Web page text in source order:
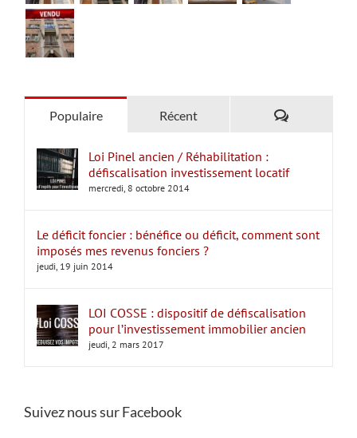
Populaire Récent
Loi Pinel ancien / Réhabilitation :
défiscalisation investissement locatif
mercredi, 8 octobre 2014
Le déficit foncier : bénéfice ou déficit, comment sont
imposés mes revenus fonciers ?
jeudi, 19 juin 2014
LOI COSSE : dispositif de défiscalisation
pour l’investissement immobilier ancien
jeudi, 2 mars 2017
Suivez nous sur Facebook